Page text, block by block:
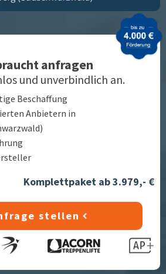
anfragen
und unverbindlich an.
Beschaffung
Anbietern in
Komplettpaket ab 3.979,- €
stellen